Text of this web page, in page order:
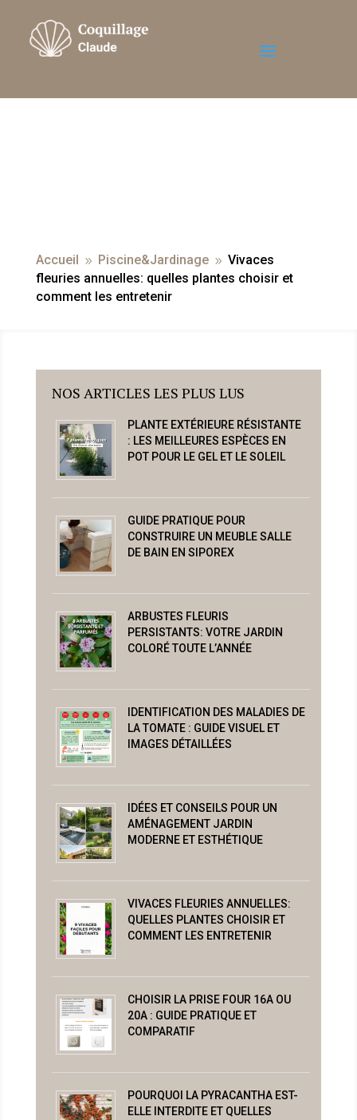
Accueil 9 Piscine&Jardinage 9 Vivaces
fleuries annuelles: quelles plantes choisir et
comment les entretenir
NOS ARTICLES LES PLUS LUS
PLANTE EXTÉRIEURE RÉSISTANTE
: LES MEILLEURES ESPÈCES EN
POT POUR LE GEL ET LE SOLEIL
GUIDE PRATIQUE POUR
CONSTRUIRE UN MEUBLE SALLE
DE BAIN EN SIPOREX
ARBUSTES FLEURIS
PERSISTANTS: VOTRE JARDIN
COLORÉ TOUTE L’ANNÉE
IDENTIFICATION DES MALADIES DE
LA TOMATE : GUIDE VISUEL ET
IMAGES DÉTAILLÉES
IDÉES ET CONSEILS POUR UN
AMÉNAGEMENT JARDIN
MODERNE ET ESTHÉTIQUE
VIVACES FLEURIES ANNUELLES:
QUELLES PLANTES CHOISIR ET
COMMENT LES ENTRETENIR
CHOISIR LA PRISE FOUR 16A OU
20A : GUIDE PRATIQUE ET
COMPARATIF
POURQUOI LA PYRACANTHA EST-
ELLE INTERDITE ET QUELLES